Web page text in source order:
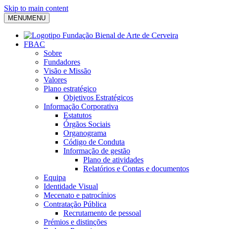
Skip to main content
MENUMENU
FBAC
Sobre
Fundadores
Visão e Missão
Valores
Plano estratégico
Objetivos Estratégicos
Informação Corporativa
Estatutos
Órgãos Sociais
Organograma
Código de Conduta
Informação de gestão
Plano de atividades
Relatórios e Contas e documentos
Equipa
Identidade Visual
Mecenato e patrocínios
Contratação Pública
Recrutamento de pessoal
Prémios e distinções